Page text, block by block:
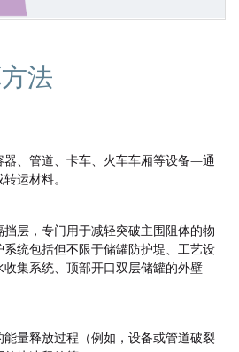
法
、管道、卡车、火车车厢等设备—通
运材料。
层，专门用于减轻突破主围阻体的物
统包括但不限于储罐防护堤、工艺设
集系统、顶部开口双层储罐的外壁
量释放过程（例如，设备或管道破裂